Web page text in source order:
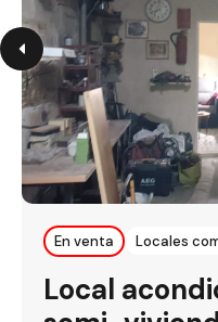
En venta Locales
Local